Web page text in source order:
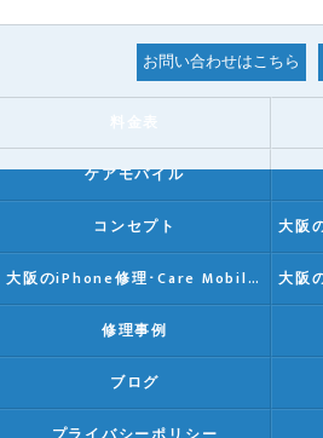
お問い合わせはこちら
ケアモバイル
コンセプト
大阪のiPhone修理･Care Mobileの評判
修理事例
ブログ